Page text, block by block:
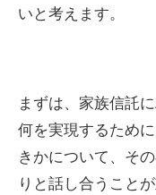
いと考えます。
まずは、家族信託
何を実現するため
きかについて、そ
りと話し合うことが